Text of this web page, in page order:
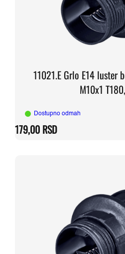
11021.E Grlo E14 luster
M10x1
Dostupno odmah
179,00 RSD